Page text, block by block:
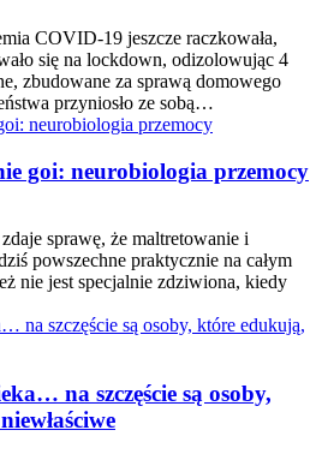
COVID-19 jeszcze raczkowała,
się na lockdown, odizolowując 4
zbudowane za sprawą domowego
przyniosło ze sobą…
goi: neurobiologia przemocy
sprawę, że maltretowanie i
powszechne praktycznie na całym
nie jest specjalnie zdziwiona, kiedy
na szczęście są osoby,